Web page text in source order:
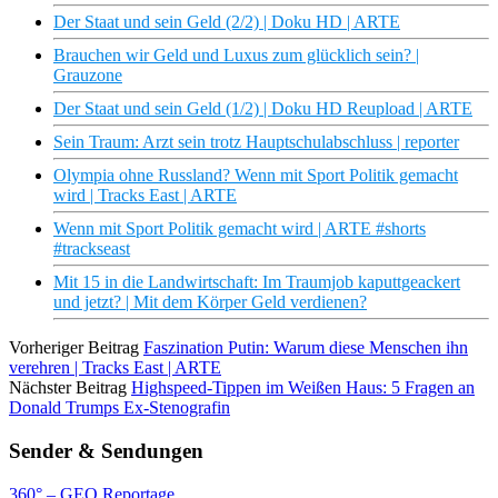
Der Staat und sein Geld (2/2) | Doku HD | ARTE
Brauchen wir Geld und Luxus zum glücklich sein? |
Grauzone
Der Staat und sein Geld (1/2) | Doku HD Reupload | ARTE
Sein Traum: Arzt sein trotz Hauptschulabschluss | reporter
Olympia ohne Russland? Wenn mit Sport Politik gemacht
wird | Tracks East | ARTE
Wenn mit Sport Politik gemacht wird | ARTE #shorts
#trackseast
Mit 15 in die Landwirtschaft: Im Traumjob kaputtgeackert
und jetzt? | Mit dem Körper Geld verdienen?
Vorheriger Beitrag Faszination Putin: Warum diese Menschen ihn
verehren | Tracks East | ARTE
Nächster Beitrag Highspeed-Tippen im Weißen Haus: 5 Fragen an
Donald Trumps Ex-Stenografin
Sender & Sendungen
360° – GEO Reportage